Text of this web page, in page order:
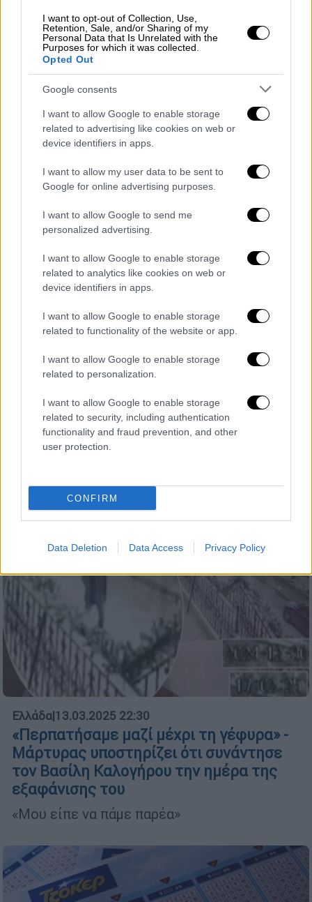
I want to opt-out of Collection, Use,
Retention, Sale, and/or Sharing of my
Personal Data that Is Unrelated with the
Purposes for which it was collected.
Opted Out
Google consents
I want to allow Google to enable storage
related to advertising like cookies on web or
device identifiers in apps.
I want to allow my user data to be sent to
Google for online advertising purposes.
I want to allow Google to send me
personalized advertising.
I want to allow Google to enable storage
related to analytics like cookies on web or
device identifiers in apps.
I want to allow Google to enable storage
related to functionality of the website or app.
I want to allow Google to enable storage
related to personalization.
I want to allow Google to enable storage
related to security, including authentication
functionality and fraud prevention, and other
user protection.
CONFIRM
Data Deletion Data Access Privacy Policy
Η πρωταγωνίστρια του «Stranger
Things», Σέιντι Σινκ, προστίθεται στο
καστ του Spiderman 4
Θα βρεθεί στο πλευρό του Τομ Χόλαντ
Πολιτική|13.03.2025 22:45
Συνάντηση Μητσοτάκη με ΥΠΕΞ Ισραήλ:
Στρατηγική εταιρική σχέση μεταξύ των
δύο χωρών
Τον υπουργό Εξωτερικών του Ισραήλ Gideon
Sa'ar υποδέχθηκε στο Μέγαρο Μαξίμου το
απόγευμα της Πέμπτης 13/3 ο
Ελλάδα|13.03.2025 22:30
«Περπατήσαμε μαζί μέχρι τη γέφυρα» -
Μάρτυρας υποστηρίζει ότι συνάντησε
τον Βασίλη Καλογήρου την ημέρα της
εξαφάνισης του
«Μου είπε να πάμε παρέα»